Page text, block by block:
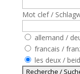
Mot clef /
allemand /
francais /
les deux /